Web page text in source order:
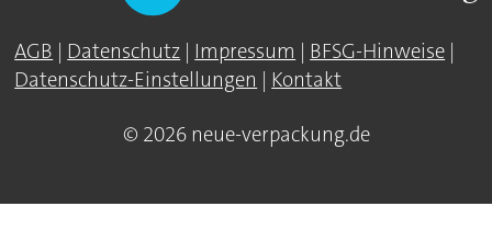
AGB | Datenschutz | Impressum | BFSG-Hinweise |
Datenschutz-Einstellungen | Kontakt
© 2026 neue-verpackung.de